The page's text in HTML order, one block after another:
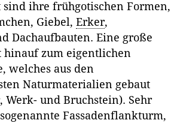
ihre frühgotischen Formen,
Giebel, Erker,
Dachaufbauten. Eine große
hinauf zum eigentlichen
welches aus den
Naturmaterialien gebaut
Werk- und Bruchstein). Sehr
Fassadenflankturm,